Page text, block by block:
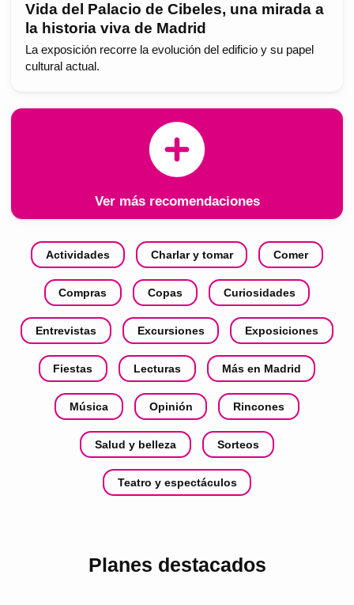
Vida del Palacio de Cibeles, una mirada a
la historia viva de Madrid
La exposición recorre la evolución del edificio y su papel
cultural actual.
Ver más recomendaciones
Actividades Charlar y tomar Comer
Compras Copas Curiosidades
Entrevistas Excursiones Exposiciones
Fiestas Lecturas Más en Madrid
Música Opinión Rincones
Salud y belleza Sorteos
Teatro y espectáculos
Planes destacados